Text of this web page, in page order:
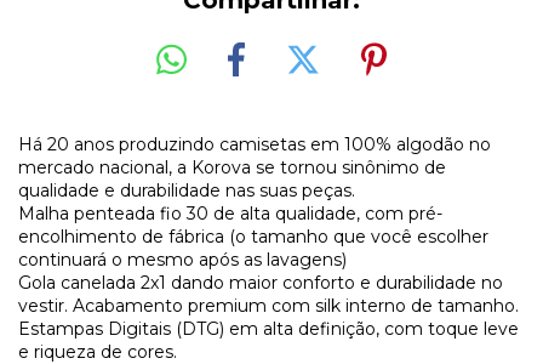
Há 20 anos produzindo camisetas em 100% algodão no
mercado nacional, a Korova se tornou sinônimo de
qualidade e durabilidade nas suas peças.
Malha penteada fio 30 de alta qualidade, com pré-
encolhimento de fábrica (o tamanho que você escolher
continuará o mesmo após as lavagens)
Gola canelada 2x1 dando maior conforto e durabilidade no
vestir. Acabamento premium com silk interno de tamanho.
Estampas Digitais (DTG) em alta definição, com toque leve
e riqueza de cores.